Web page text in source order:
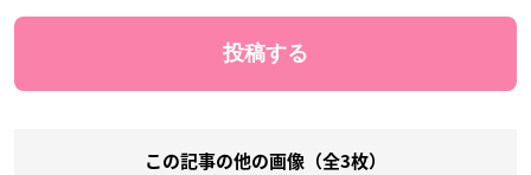
この記事の他の画像（全3枚）